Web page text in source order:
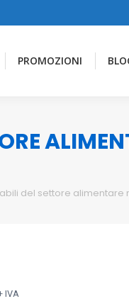
PROMOZIONI
del settore alimentare
IVA